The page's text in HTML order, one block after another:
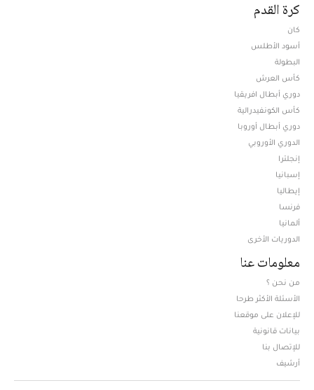
كرة القدم
كان
أسود الأطلس
البطولة
كأس العرش
دوري أبطال افريقيا
كأس الكونفيدرالية
دوري أبطال أوروبا
الدوري الأوروبي
إنجلترا
إسبانيا
إيطاليا
فرنسا
ألمانيا
الدوريات الأخرى
معلومات عنا
من نحن ؟
الأسئلة الأكثر طرحا
للإعلان على موقعنا
بيانات قانونية
للإتصال بنا
أرشيف